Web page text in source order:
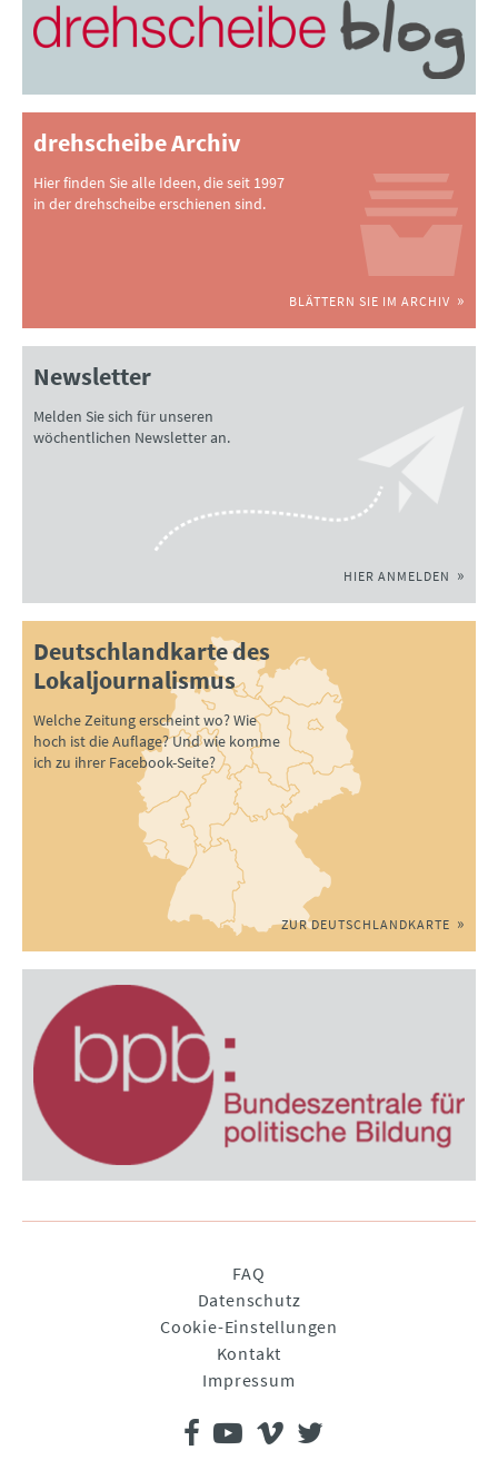
drehscheibe Archiv
Hier finden Sie alle Ideen, die seit 1997
in der drehscheibe erschienen sind.
BLÄTTERN SIE IM ARCHIV
Newsletter
Melden Sie sich für unseren
wöchentlichen Newsletter an.
HIER ANMELDEN
Deutschlandkarte des
Lokaljournalismus
Welche Zeitung erscheint wo? Wie
hoch ist die Auflage? Und wie komme
ich zu ihrer Facebook-Seite?
ZUR DEUTSCHLANDKARTE
FAQ
Datenschutz
Cookie-Einstellungen
Kontakt
Impressum